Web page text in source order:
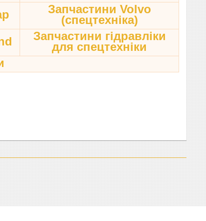
Запчастини Volvo
(спецтехніка)
Запчастини гідравліки
для спецтехніки